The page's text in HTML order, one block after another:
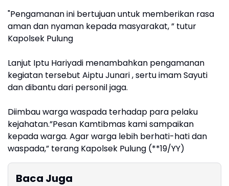
"Pengamanan ini bertujuan untuk memberikan rasa
aman dan nyaman kepada masyarakat, ” tutur
Kapolsek Pulung
Lanjut Iptu Hariyadi menambahkan pengamanan
kegiatan tersebut Aiptu Junari , sertu imam Sayuti
dan dibantu dari personil jaga.
Diimbau warga waspada terhadap para pelaku
kejahatan.”Pesan Kamtibmas kami sampaikan
kepada warga. Agar warga lebih berhati-hati dan
waspada,” terang Kapolsek Pulung (**19/YY)
Baca Juga